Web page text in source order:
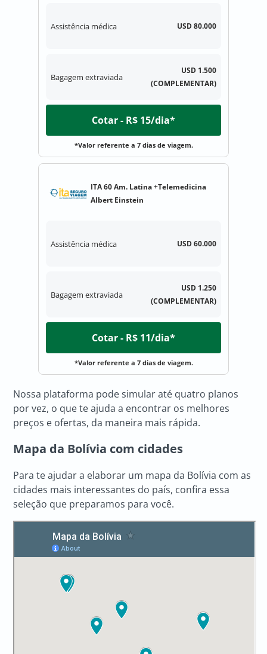
Assistência médica USD 80.000
Bagagem extraviada
USD 1.500
(COMPLEMENTAR)
Cotar - R$ 15/dia*
*Valor referente a 7 dias de viagem.
ITA 60 Am. Latina +Telemedicina
Albert Einstein
Assistência médica USD 60.000
Bagagem extraviada
USD 1.250
(COMPLEMENTAR)
Cotar - R$ 11/dia*
*Valor referente a 7 dias de viagem.
Nossa plataforma pode simular até quatro planos
por vez, o que te ajuda a encontrar os melhores
preços e ofertas, da maneira mais rápida.
Mapa da Bolívia com cidades
Para te ajudar a elaborar um mapa da Bolívia com as
cidades mais interessantes do país, confira essa
seleção que preparamos para você.